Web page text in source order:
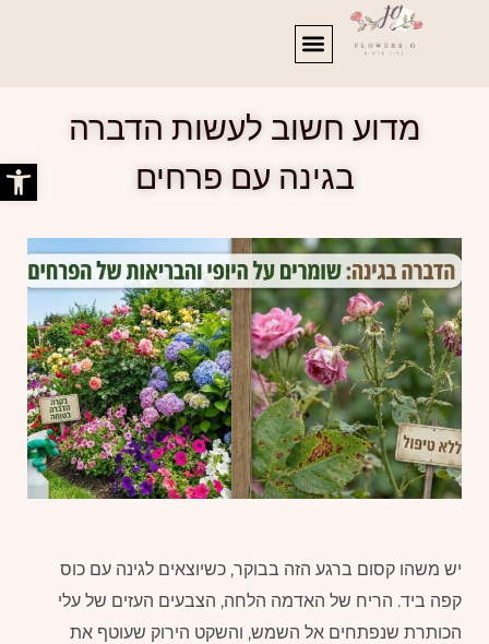
פתח
מדוע חשוב לעשות הדברה
בגינה עם פרחים
יש משהו קסום ברגע הזה בבוקר, כשיוצאים לגינה עם כוס
קפה ביד. הריח של האדמה הלחה, הצבעים העזים של עלי
הכותרת שנפתחים אל השמש, והשקט הירוק שעוטף את